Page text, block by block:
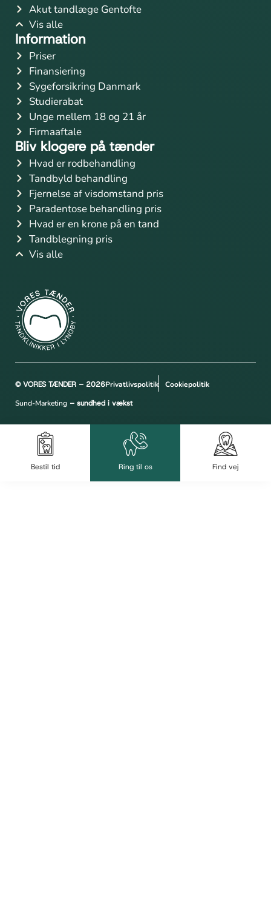
Akut tandlæge Gentofte
Vis alle
Information
Priser
Finansiering
Sygeforsikring Danmark
Studierabat
Unge mellem 18 og 21 år
Firmaaftale
Bliv klogere på tænder
Hvad er rodbehandling
Tandbyld behandling
Fjernelse af visdomstand pris
Paradentose behandling pris
Hvad er en krone på en tand
Tandblegning pris
Vis alle
© VORES TÆNDER – 2026Privatlivspolitik
Cookiepolitik
Sund-Marketing – sundhed i vækst
Bestil tid Ring til os Find vej